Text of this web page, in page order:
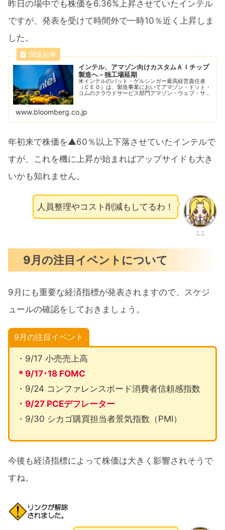
昨日の場中でも株価を6.36%上昇させていたインテル
ですが、発表を受けて時間外で一時10％近く上昇しま
した。
インテル、アマゾン向けカスタムＡＩチップ
製造へ－独工場延期
米インテルのパット・ゲルシンガー最高経営責任者
（ＣＥＯ）は、製造事業においてアマゾン・ドット・
コムのクラウドサービス部門アマゾン・ウェブ・サー
あ...
www.bloomberg.co.jp
年初来で株価を▲60％以上下落させていたインテルで
すが、これを機に上昇が始まればアップサイドも大き
いかも知れません。
ここ
人員整理やコスト削減もしてるわ！
9月の注目イベントについて
9月にも重要な経済指標が発表されますので、スケジ
ュールの確認をしておきましょう。
9月の注目イベント
・9/17 小売売上高
＊9/17･18 FOMC
・9/24 コンファレンスボード消費者信頼感指数
・9/27 PCEデフレーター
・9/30 シカゴ購買担当者景気指数（PMI）
今後も経済指標によって株価は大きく影響されそうで
すね。